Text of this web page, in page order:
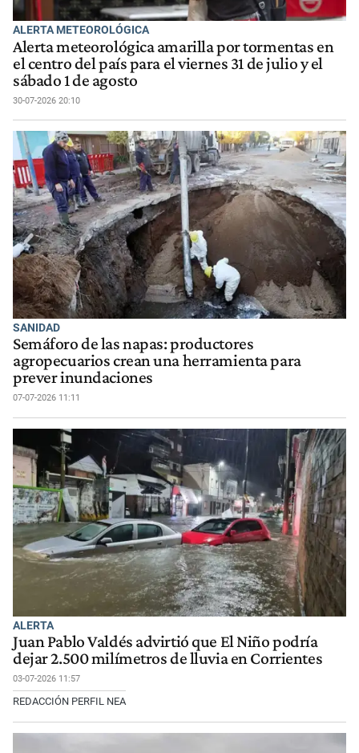
ALERTA METEOROLÓGICA
Alerta meteorológica amarilla por tormentas en
el centro del país para el viernes 31 de julio y el
sábado 1 de agosto
30-07-2026 20:10
SANIDAD
Semáforo de las napas: productores
agropecuarios crean una herramienta para
prever inundaciones
07-07-2026 11:11
ALERTA
Juan Pablo Valdés advirtió que El Niño podría
dejar 2.500 milímetros de lluvia en Corrientes
03-07-2026 11:57
REDACCIÓN PERFIL NEA